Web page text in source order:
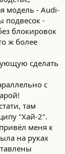
модель - Audi-
подвесок -
блокировок
ж более
сделать
с
там
"Хай-2".
меня к
на руках